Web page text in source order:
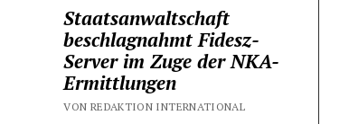
Staatsanwaltschaft
beschlagnahmt Fidesz-
Server im Zuge der NKA-
Ermittlungen
VON REDAKTION INTERNATIONAL